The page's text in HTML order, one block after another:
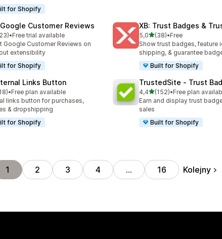
for Shopify
Customer Reviews
gwiazdek
liczba recenzji: 23
•Free trial available
Google Customer Reviews on
extensibility
for Shopify
XB: Trust Badges &
5,0na 5 gwiazdek
(38)
Łączna liczba recenzji: 38
•Free
Show trust badges, feature
shipping, & guarantee
Built for Shopify
Links Button
gwiazdek
liczba recenzji: 18
•Free plan available
links button for purchases,
& dropshipping
for Shopify
TrustedSite ‑ Trust
4,4na 5 gwiazdek
(152)
Łączna liczba recenzji: 152
•Free plan
Earn and display trust
sales
Built for Shopify
1 2 3 4 … 16 Kolejny